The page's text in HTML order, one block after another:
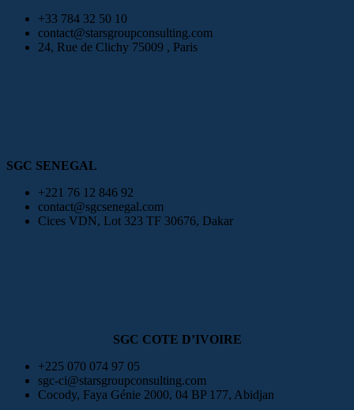
+33 784 32 50 10
contact@starsgroupconsulting.com
24, Rue de Clichy 75009 , Paris
SGC SENEGAL
+221 76 12 846 92
contact@sgcsenegal.com
Cices VDN, Lot 323 TF 30676, Dakar
SGC COTE D’IVOIRE
+225 070 074 97 05
sgc-ci@starsgroupconsulting.com
Cocody, Faya Génie 2000, 04 BP 177, Abidjan